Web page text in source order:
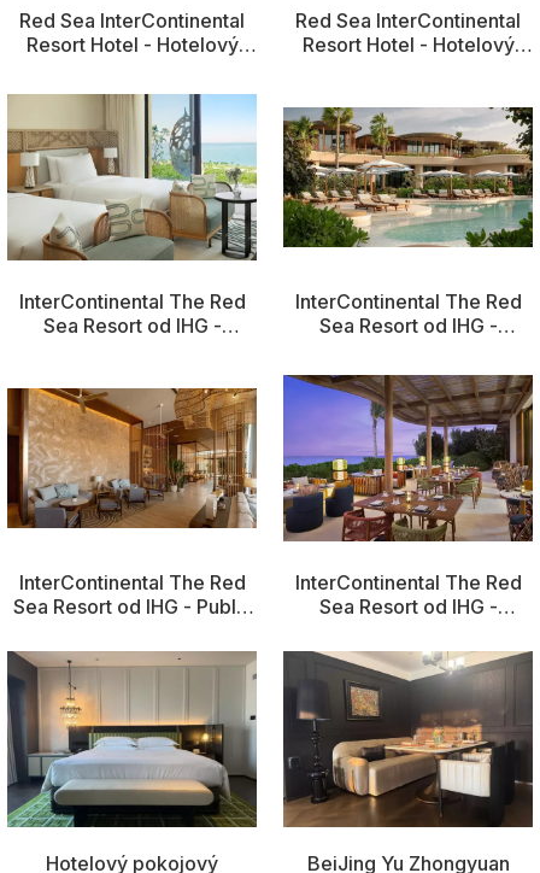
Red Sea InterContinental
Resort Hotel - Hotelový
Red Sea InterContinental
Resort Hotel - Hotelový
InterContinental The Red
Sea Resort od IHG -
InterContinental The Red
Sea Resort od IHG -
InterContinental The Red
Sea Resort od IHG - Public
InterContinental The Red
Sea Resort od IHG -
Hotelový pokojový
BeiJing Yu Zhongyuan